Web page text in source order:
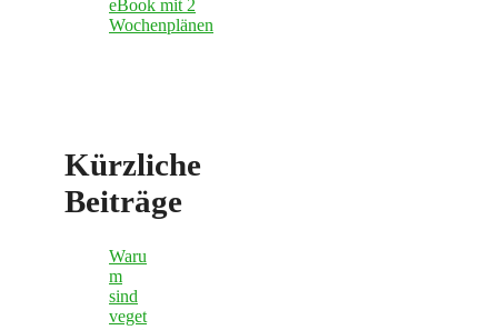
Kürzliche
Beiträge
Waru
m
sind
veget